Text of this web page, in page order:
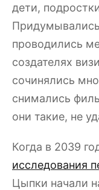
дети,
проводились
создателях
сочинялись
снимались
они такие, не
Когда в 2039
исследования
Цыпки начали